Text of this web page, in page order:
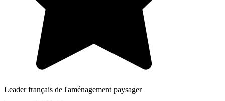
Leader français de l'aménagement paysager